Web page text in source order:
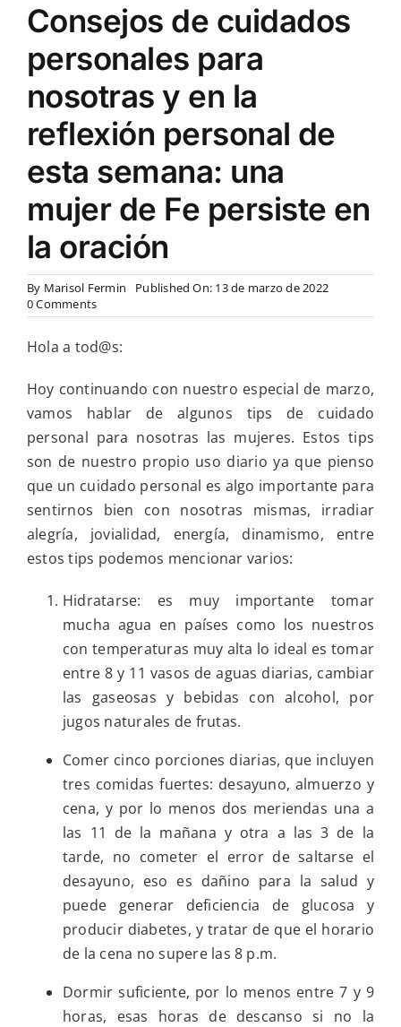
Consejos de cuidados
personales para
nosotras y en la
reflexión personal de
esta semana: una
mujer de Fe persiste en
la oración
By Marisol Fermin
Published On: 13 de marzo de 2022
0 Commentson
Consejos
cuidados
para
nosotras
y
en
la
reflexión
personal
de
esta
semana:
una
mujer
Fe
persiste
en
oración
Hola a tod@s:
Hoy continuando con nuestro especial de marzo,
vamos hablar de algunos tips de cuidado
personal para nosotras las mujeres. Estos tips
son de nuestro propio uso diario ya que pienso
que un cuidado personal es algo importante para
sentirnos bien con nosotras mismas, irradiar
alegría, jovialidad, energía, dinamismo, entre
estos tips podemos mencionar varios:
Hidratarse: es muy importante tomar
mucha agua en países como los nuestros
con temperaturas muy alta lo ideal es tomar
entre 8 y 11 vasos de aguas diarias, cambiar
las gaseosas y bebidas con alcohol, por
jugos naturales de frutas.
Comer cinco porciones diarias, que incluyen
tres comidas fuertes: desayuno, almuerzo y
cena, y por lo menos dos meriendas una a
las 11 de la mañana y otra a las 3 de la
tarde, no cometer el error de saltarse el
desayuno, eso es dañino para la salud y
puede generar deficiencia de glucosa y
producir diabetes, y tratar de que el horario
de la cena no supere las 8 p.m.
Dormir suficiente, por lo menos entre 7 y 9
horas, esas horas de descanso si no la